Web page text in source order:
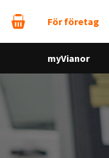
För företag
myVianor